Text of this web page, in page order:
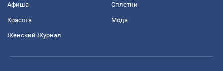
Афиша Сплетни
Красота Мода
Женский Журнал